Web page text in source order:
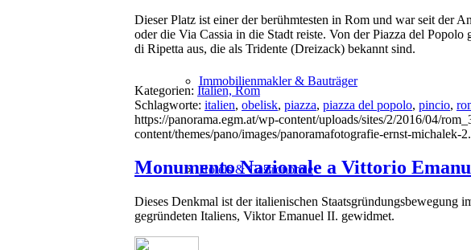
Immobilienmakler & Bauträger
Hotels & Gastronomie
Dieser Platz ist einer der berühmtesten in Rom und war seit der
oder die Via Cassia in die Stadt reiste. Von der Piazza del
di Ripetta aus, die als Tridente (Dreizack) bekannt sind.
Kategorien: Italien, Rom
Schlagworte: italien, obelisk, piazza, piazza del popolo, pincio,
https://panorama.egm.at/wp-content/uploads/sites/2/2016/04/
content/themes/pano/images/panoramafotografie-ernst-michalek-
Monumento Nazionale a Vittorio
Dieses Denkmal ist der italienischen Staatsgründungsbewegung
gegründeten Italiens, Viktor Emanuel II. gewidmet.